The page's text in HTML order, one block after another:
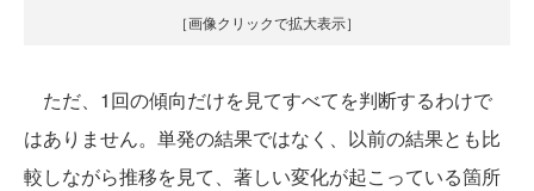
［画像クリックで拡大表示］
ただ、1回の傾向だけを見てすべてを判断するわけで
はありません。単発の結果ではなく、以前の結果とも比
較しながら推移を見て、著しい変化が起こっている箇所